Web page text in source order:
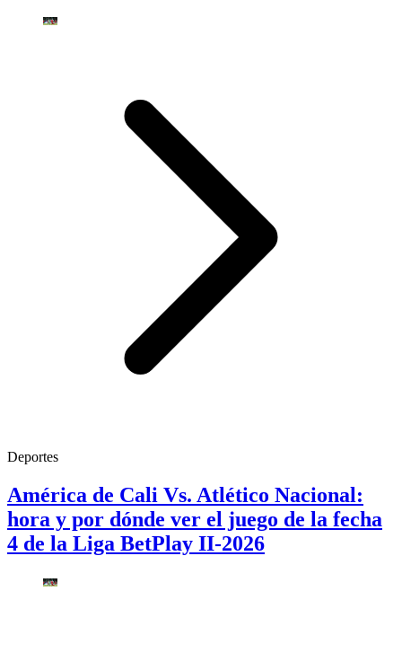
Deportes
América de Cali Vs. Atlético Nacional:
hora y por dónde ver el juego de la fecha
4 de la Liga BetPlay II-2026